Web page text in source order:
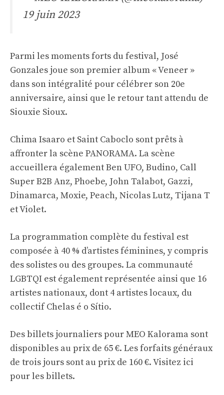
19 juin 2023
Parmi les moments forts du festival, José
Gonzales joue son premier album « Veneer »
dans son intégralité pour célébrer son 20e
anniversaire, ainsi que le retour tant attendu de
Siouxie Sioux.
Chima Isaaro et Saint Caboclo sont prêts à
affronter la scène PANORAMA. La scène
accueillera également Ben UFO, Budino, Call
Super B2B Anz, Phoebe, John Talabot, Gazzi,
Dinamarca, Moxie, Peach, Nicolas Lutz, Tijana T
et Violet.
La programmation complète du festival est
composée à 40 % d’artistes féminines, y compris
des solistes ou des groupes. La communauté
LGBTQI est également représentée ainsi que 16
artistes nationaux, dont 4 artistes locaux, du
collectif Chelas é o Sítio.
Des billets journaliers pour MEO Kalorama sont
disponibles au prix de 65 €. Les forfaits généraux
de trois jours sont au prix de 160 €.Visitez ici
pour les billets.